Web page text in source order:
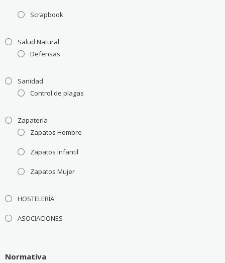
Scrapbook
Salud Natural
Defensas
Sanidad
Control de plagas
Zapatería
Zapatos Hombre
Zapatos Infantil
Zapatos Mujer
HOSTELERÍA
ASOCIACIONES
Normativa